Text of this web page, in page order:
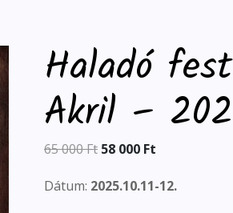
Haladó
Akril –
65 000Ft 58 000 Ft
Dátum: 2025.10.11-12.